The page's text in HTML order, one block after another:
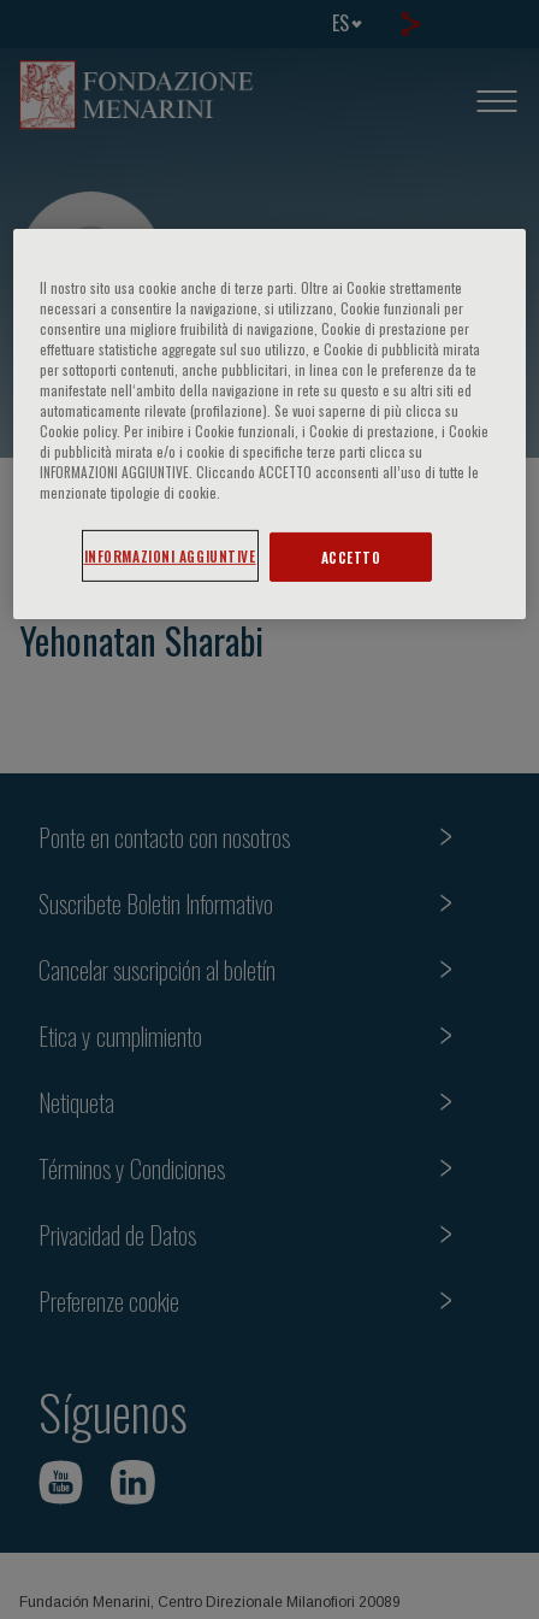
ES
Yehonatan Sharabi
HOME PAGE / CURSOS Y EVENTOS
Yehonatan Sharabi
Ponte en contacto con nosotros
Suscribete Boletin Informativo
Cancelar suscripción al boletín
Etica y cumplimiento
Netiqueta
Términos y Condiciones
Privacidad de Datos
Preferenze cookie
Síguenos
Fundación Menarini, Centro Direzionale Milanofiori 20089
Il nostro sito usa cookie anche di terze parti. Oltre ai Cookie strettamente
necessari a consentire la navigazione, si utilizzano, Cookie funzionali per
consentire una migliore fruibilità di navigazione, Cookie di prestazione per
effettuare statistiche aggregate sul suo utilizzo, e Cookie di pubblicità mirata
per sottoporti contenuti, anche pubblicitari, in linea con le preferenze da te
manifestate nell‘ambito della navigazione in rete su questo e su altri siti ed
automaticamente rilevate (profilazione). Se vuoi saperne di più clicca su
Cookie policy. Per inibire i Cookie funzionali, i Cookie di prestazione, i Cookie
di pubblicità mirata e/o i cookie di specifiche terze parti clicca su
INFORMAZIONI AGGIUNTIVE. Cliccando ACCETTO acconsenti all’uso di tutte le
menzionate tipologie di cookie.
INFORMAZIONI AGGIUNTIVE ACCETTO